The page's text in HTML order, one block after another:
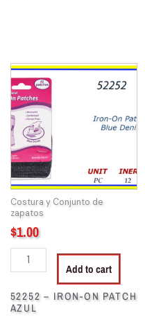
Costura y Conjunto de
zapatos
$1.00
-
IRON-
ON
PATCH
AZUL
quantity
Add to cart
52252 – IRON-ON PATCH
AZUL